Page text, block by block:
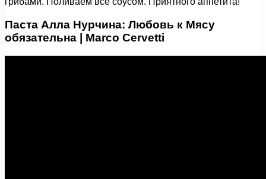
Паста Алла Нурчина: Любовь к Мясу
обязательна | Marco Cervetti